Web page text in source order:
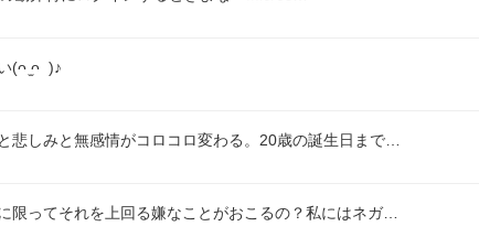
(ᴖ ̫ᴖ  )♪
悲しみと無感情がコロコロ変わる。20歳の誕生日まで…
限ってそれを上回る嫌なことがおこるの？私にはネガ…